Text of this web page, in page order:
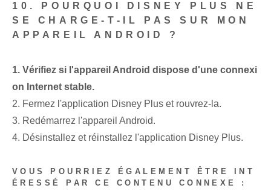
10. POURQUOI DISNEY PLUS NE
SE CHARGE-T-IL PAS SUR MON
APPAREIL ANDROID ?
1. Vérifiez si l'appareil Android dispose d'une connexi
on Internet stable.
2. Fermez l'application Disney Plus et rouvrez-la.
3. Redémarrez l'appareil Android.
4. Désinstallez et réinstallez l'application Disney Plus.
VOUS POURRIEZ ÉGALEMENT ÊTRE INT
ÉRESSÉ PAR CE CONTENU CONNEXE :